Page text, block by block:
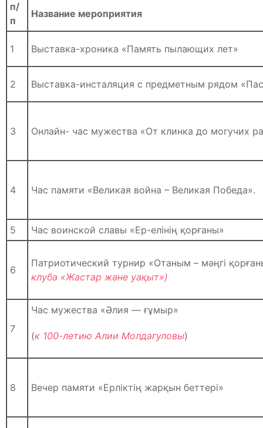
п/
п
Название мероприятия
1 Выставка-хроника «Память пылающих лет»
2 Выставка-инсталяция с предметным рядом
3 Онлайн- час мужества «От клинка до могучих
4 Час памяти «Великая война – Великая Победа».
5 Час воинской славы «Ер-елінің қорғаны»
6
Патриотический турнир «Отаным – мәңгі
клуба «Жастар және уақыт»)
7
Час мужества «Әлия — ғұмыр»
(к 100-летию Алии Молдагуловы)
8 Вечер памяти «Ерліктің жарқын беттері»